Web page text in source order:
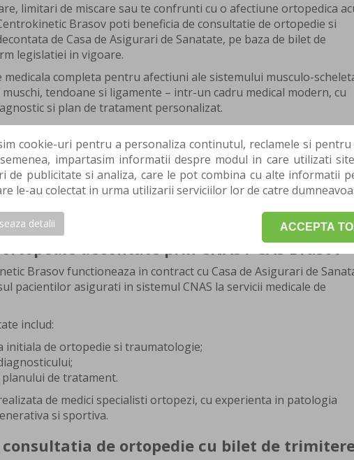
cookie-uri pentru a personaliza continutul, reclamele si
impartasim informatii despre modul in care utilizati
de publicitate si analiza, care le pot combina cu alte informatii
le-au colectat in urma utilizarii serviciilor lor de catre
ACCEPTA
detalii
limitari de miscare sau te confrunti cu o afectiune ortopedica
Brasov poti beneficia de consultatie de ortopedie si
de Casa de Asigurari de Sanatate, pe baza de bilet de
legislatiei in vigoare.
medicala completa pentru afectiuni ale sistemului musculo-
tendoane si ligamente – intr-un cadru medical modern, cu
si plan de tratament personalizat.
in contract cu CAS in Brasov -
– Medic Specialist Ortopedie Traumatologie
PROGRAMARE pentru o consultatie sau o evaluare, in
tau de tratament si recuperare.
decontate prin CNAS / CAS Brasov
Brasov functioneaza in contract cu Casa de Asigurari de
pacientilor asigurati in sistemul CNAS la servicii medicale de
includ:
initiala de ortopedie si traumatologie;
de tratament.
de medici specialisti ortopezi, cu experienta in patologia
si sportiva.
consultatia de ortopedie cu bilet de